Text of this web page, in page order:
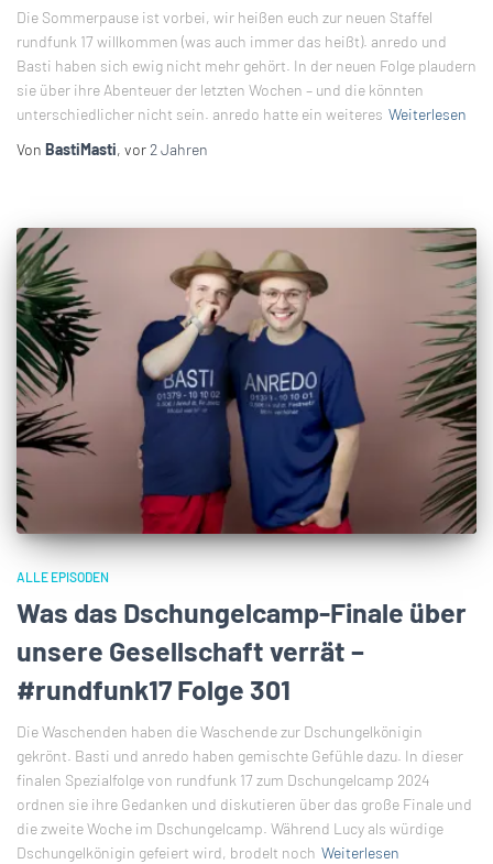
Die Sommerpause ist vorbei, wir heißen euch zur neuen Staffel
rundfunk 17 willkommen (was auch immer das heißt). anredo und
Basti haben sich ewig nicht mehr gehört. In der neuen Folge plaudern
sie über ihre Abenteuer der letzten Wochen – und die könnten
unterschiedlicher nicht sein. anredo hatte ein weiteres Weiterlesen
Von BastiMasti, vor 2 Jahren
ALLE EPISODEN
Was das Dschungelcamp-Finale über
unsere Gesellschaft verrät –
#rundfunk17 Folge 301
Die Waschenden haben die Waschende zur Dschungelkönigin
gekrönt. Basti und anredo haben gemischte Gefühle dazu. In dieser
finalen Spezialfolge von rundfunk 17 zum Dschungelcamp 2024
ordnen sie ihre Gedanken und diskutieren über das große Finale und
die zweite Woche im Dschungelcamp. Während Lucy als würdige
Dschungelkönigin gefeiert wird, brodelt noch Weiterlesen